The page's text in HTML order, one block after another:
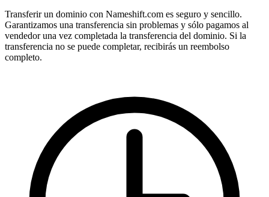
Transferir un dominio con Nameshift.com es seguro y sencillo.
Garantizamos una transferencia sin problemas y sólo pagamos al
vendedor una vez completada la transferencia del dominio. Si la
transferencia no se puede completar, recibirás un reembolso
completo.